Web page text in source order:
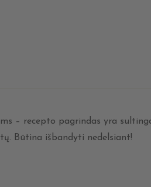
– recepto pagrindas yra
Būtina išbandyti nedelsiant!